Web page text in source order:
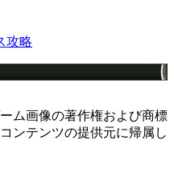
攻略
ム画像の著作権および商標
ンテンツの提供元に帰属し